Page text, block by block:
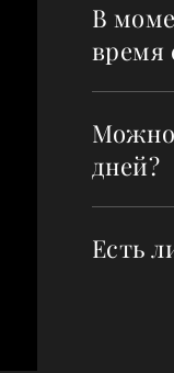
В
время
Можно
дней?
Есть